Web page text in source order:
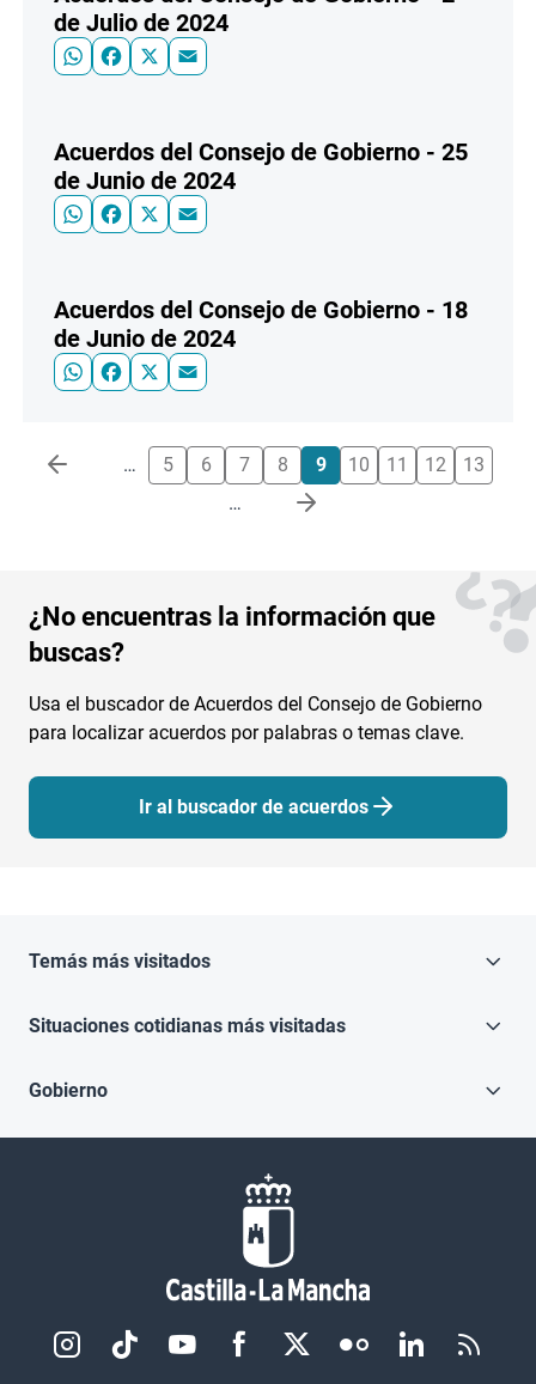
de Julio de 2024
WhatsApp
Facebook
X
Acuerdos del Consejo de Gobierno - 25
de Junio de 2024
WhatsApp
Facebook
X
Acuerdos del Consejo de Gobierno - 18
de Junio de 2024
WhatsApp
Facebook
X
Paginación … 5 6 7 8 9 10 11 12
13
…
¿No encuentras la información que
buscas?
Usa el buscador de Acuerdos del Consejo de Gobierno
para localizar acuerdos por palabras o temas clave.
Ir al buscador de acuerdos
Temás más visitados
Situaciones cotidianas más visitadas
Gobierno
Redes sociales JCCM